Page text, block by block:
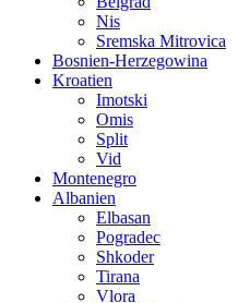
Nis
Sremska Mitrovica
Bosnien-Herzegowina
Kroatien
Imotski
Omis
Split
Vid
Montenegro
Albanien
Elbasan
Pogradec
Shkoder
Tirana
Vlora